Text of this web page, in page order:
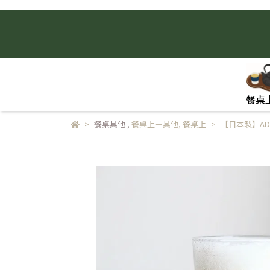
餐桌
餐桌其他, 餐桌上－其他, 餐桌上 【日本製】